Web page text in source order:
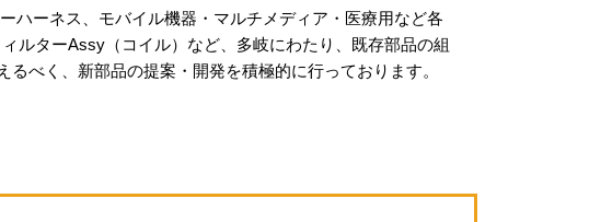
ハーネス、モバイル機器・マルチメディア・医療用など各
ルターAssy（コイル）など、多岐にわたり、既存部品の組
べく、新部品の提案・開発を積極的に行っております。